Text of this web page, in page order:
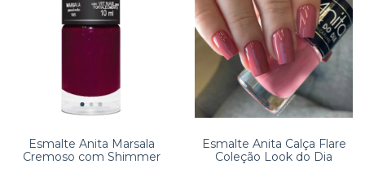
Esmalte Anita Marsala
Cremoso com Shimmer
Esmalte Anita Calça Flare
Coleção Look do Dia